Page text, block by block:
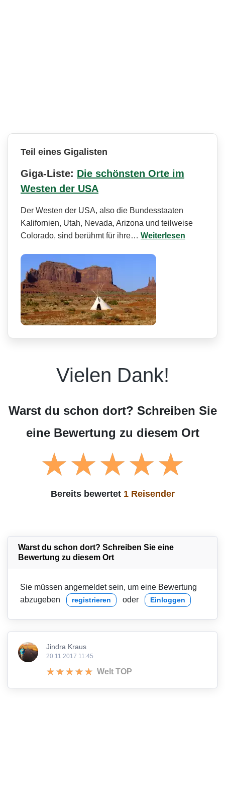
Teil eines Gigalisten
Giga-Liste: Die schönsten Orte im
Westen der USA
Der Westen der USA, also die Bundesstaaten
Kalifornien, Utah, Nevada, Arizona und teilweise
Colorado, sind berühmt für ihre… Weiterlesen
Vielen Dank!
Warst du schon dort? Schreiben Sie
eine Bewertung zu diesem Ort
Bereits bewertet 1 Reisender
Warst du schon dort? Schreiben Sie eine
Bewertung zu diesem Ort
Sie müssen angemeldet sein, um eine Bewertung
abzugeben
registrieren oder Einloggen
Jindra Kraus
20.11.2017 11:45
Welt TOP